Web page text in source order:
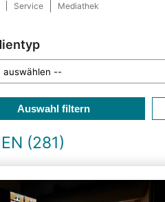
Service Mediathek
Auswahl filtern
(281)